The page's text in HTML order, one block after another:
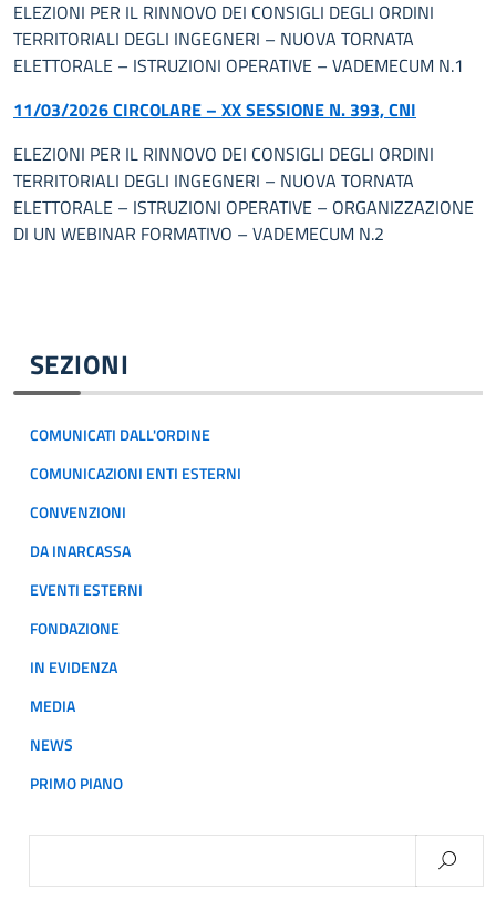
SEZIONI
COMUNICATI DALL'ORDINE
COMUNICAZIONI ENTI ESTERNI
CONVENZIONI
DA INARCASSA
EVENTI ESTERNI
FONDAZIONE
IN EVIDENZA
MEDIA
NEWS
PRIMO PIANO
ELEZIONI PER IL RINNOVO DEI CONSIGLI DEGLI ORDINI
TERRITORIALI DEGLI INGEGNERI – NUOVA TORNATA
ELETTORALE – ISTRUZIONI OPERATIVE – VADEMECUM N.1
11/03/2026 CIRCOLARE – XX SESSIONE N. 393, CNI
ELEZIONI PER IL RINNOVO DEI CONSIGLI DEGLI ORDINI
TERRITORIALI DEGLI INGEGNERI – NUOVA TORNATA
ELETTORALE – ISTRUZIONI OPERATIVE – ORGANIZZAZIONE
DI UN WEBINAR FORMATIVO – VADEMECUM N.2